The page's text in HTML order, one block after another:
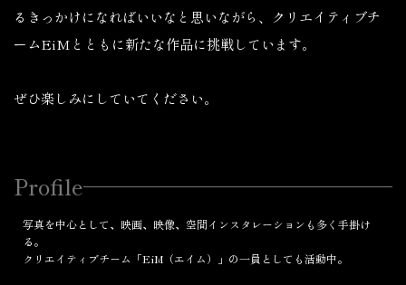
るきっかけになればいいなと思いながら、クリエイティブチ
ームEiMとともに新たな作品に挑戦しています。
ぜひ楽しみにしていてください。
Profile
写真を中心として、映画、映像、空間インスタレーションも多く手掛け
る。
クリエイティブチーム「EiM（エイム）」の一員としても活動中。